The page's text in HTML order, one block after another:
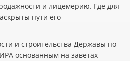
и лицемерию. Где для
пути его
и строительства Державы по
основанным на заветах